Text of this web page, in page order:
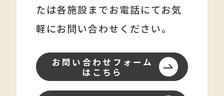
たは各施設までお電話にてお気
軽にお問い合わせください。
お問い合わせフォーム
はこちら